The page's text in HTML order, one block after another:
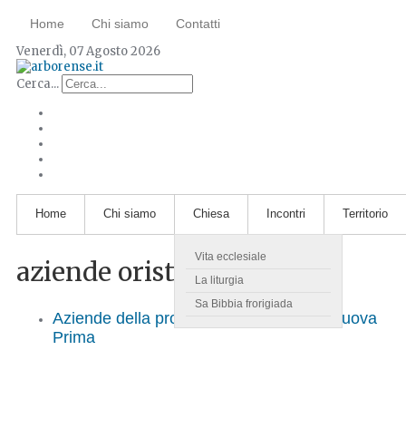
Home Chi siamo Contatti
Venerdì, 07 Agosto 2026
Cerca...
Home Chi siamo Chiesa
Vita ecclesiale
La liturgia
Sa Bibbia frorigiada
Incontri Territorio
aziende oristano
Aziende della provincia di Oristano: la Nuova
Prima